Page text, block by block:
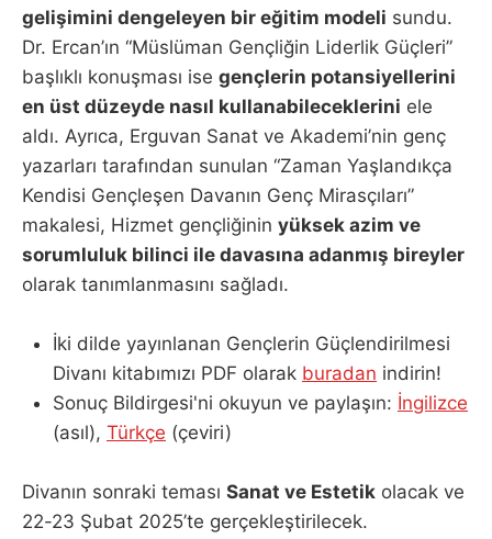
gelişimini dengeleyen bir eğitim modeli sundu.
Dr. Ercan’ın “Müslüman Gençliğin Liderlik Güçleri”
başlıklı konuşması ise gençlerin potansiyellerini
en üst düzeyde nasıl kullanabileceklerini ele
aldı. Ayrıca, Erguvan Sanat ve Akademi’nin genç
yazarları tarafından sunulan “Zaman Yaşlandıkça
Kendisi Gençleşen Davanın Genç Mirasçıları”
makalesi, Hizmet gençliğinin yüksek azim ve
sorumluluk bilinci ile davasına adanmış bireyler
olarak tanımlanmasını sağladı.
İki dilde yayınlanan Gençlerin Güçlendirilmesi
Divanı kitabımızı PDF olarak buradan indirin!
Sonuç Bildirgesi'ni okuyun ve paylaşın: İngilizce
(asıl), Türkçe (çeviri)
Divanın sonraki teması Sanat ve Estetik olacak ve
22-23 Şubat 2025’te gerçekleştirilecek.